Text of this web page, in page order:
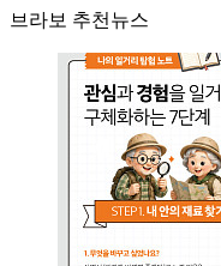
브라보 추천뉴스